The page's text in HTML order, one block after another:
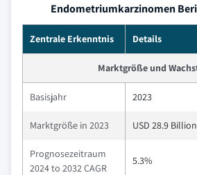
Endometriumkarzinomen
Zentrale Erkenntnis Details
Marktgröße und
Basisjahr 2023
Marktgröße in 2023 USD 28.9 Billion
Prognosezeitraum
2024 to 2032 CAGR
5.3%